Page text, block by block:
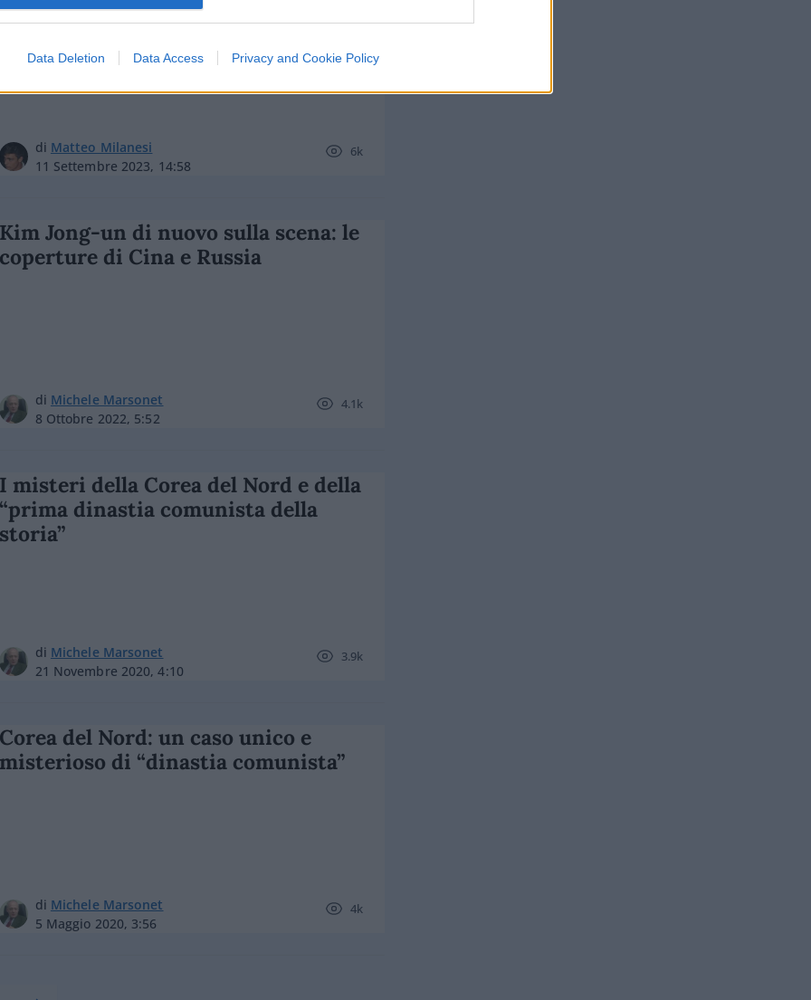
Data Deletion Data Access Privacy and Cookie Policy
di Matteo Milanesi
11 Settembre 2023, 14:58
6k
Kim Jong-un di nuovo sulla scena: le
coperture di Cina e Russia
di Michele Marsonet
8 Ottobre 2022, 5:52
4.1k
I misteri della Corea del Nord e della
“prima dinastia comunista della
storia”
di Michele Marsonet
21 Novembre 2020, 4:10
3.9k
Corea del Nord: un caso unico e
misterioso di “dinastia comunista”
di Michele Marsonet
5 Maggio 2020, 3:56
4k